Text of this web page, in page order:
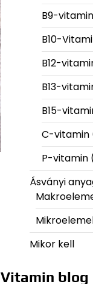
B9-
B10-
B12-
B13-
B15-
C-vitamin
P-vitamin
Ásványi
Mikor kell
Vitamin blog